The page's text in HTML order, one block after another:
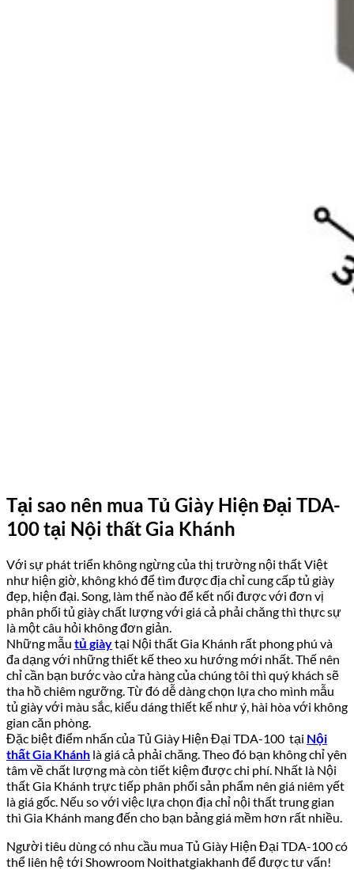
Tại sao nên mua Tủ Giày Hiện Đại TDA-
100 tại Nội thất Gia Khánh
Với sự phát triển không ngừng của thị trường nội thất Việt
như hiện giờ, không khó để tìm được địa chỉ cung cấp tủ giày
đẹp, hiện đại. Song, làm thế nào để kết nối được với đơn vị
phân phối tủ giày chất lượng với giá cả phải chăng thì thực sự
là một câu hỏi không đơn giản.
Những mẫu tủ giàytại Nội thất Gia Khánh rất phong phú và
đa dạng với những thiết kế theo xu hướng mới nhất. Thế nên
chỉ cần bạn bước vào cửa hàng của chúng tôi thì quý khách sẽ
tha hồ chiêm ngưỡng. Từ đó dễ dàng chọn lựa cho mình mẫu
tủ giày với màu sắc, kiểu dáng thiết kế như ý, hài hòa với không
gian căn phòng.
Đặc biệt điểm nhấn của Tủ Giày Hiện Đại TDA-100 tại Nội
thất Gia Khánh là giá cả phải chăng. Theo đó bạn không chỉ yên
tâm về chất lượng mà còn tiết kiệm được chi phí. Nhất là Nội
thất Gia Khánh trực tiếp phân phối sản phẩm nên giá niêm yết
là giá gốc. Nếu so với việc lựa chọn địa chỉ nội thất trung gian
thì Gia Khánh mang đến cho bạn bảng giá mềm hơn rất nhiều.
Người tiêu dùng có nhu cầu mua Tủ Giày Hiện Đại TDA-100 có
thể liên hệ tới Showroom Noithatgiakhanh để được tư vấn!